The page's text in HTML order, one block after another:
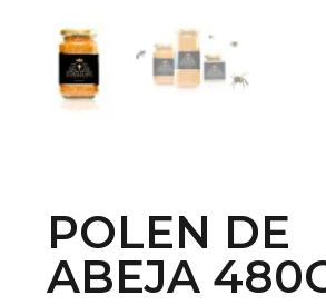
POLEN DE
ABEJA